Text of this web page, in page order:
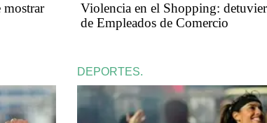
mostrar
Violencia en el Shopping:
de Empleados de Comercio
DEPORTES.